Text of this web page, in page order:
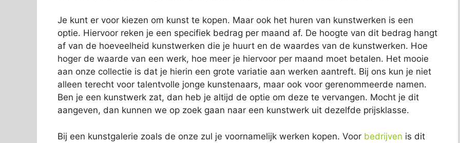
Je kunt er voor kiezen om kunst te kopen. Maar ook het huren van kunstwerken is een
optie. Hiervoor reken je een specifiek bedrag per maand af. De hoogte van dit bedrag hangt
af van de hoeveelheid kunstwerken die je huurt en de waardes van de kunstwerken. Hoe
hoger de waarde van een werk, hoe meer je hiervoor per maand moet betalen. Het mooie
aan onze collectie is dat je hierin een grote variatie aan werken aantreft. Bij ons kun je niet
alleen terecht voor talentvolle jonge kunstenaars, maar ook voor gerenommeerde namen.
Ben je een kunstwerk zat, dan heb je altijd de optie om deze te vervangen. Mocht je dit
aangeven, dan kunnen we op zoek gaan naar een kunstwerk uit dezelfde prijsklasse.
Bij een kunstgalerie zoals de onze zul je voornamelijk werken kopen. Voor bedrijven is dit